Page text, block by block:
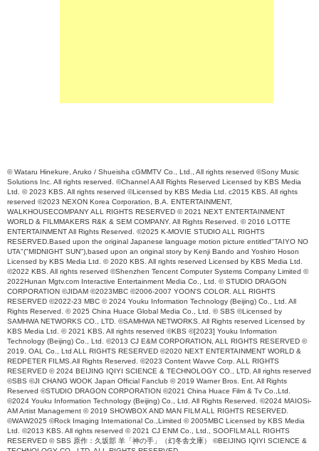
© Wataru Hinekure, Aruko / Shueisha cGMMTV Co., Ltd., All rights reserved ©Sony Music
Solutions Inc. All rights reserved. ©Channel A All Rights Reserved Licensed by KBS Media
Ltd. © 2023 KBS. All rights reserved ©Licensed by KBS Media Ltd. c2015 KBS. All rights
reserved ©2023 NEXON Korea Corporation, B.A. ENTERTAINMENT,
WALKHOUSECOMPANY ALL RIGHTS RESERVED © 2021 NEXT ENTERTAINMENT
WORLD & FILMMAKERS R&K & SEM COMPANY. All Rights Reserved. © 2016 LOTTE
ENTERTAINMENT All Rights Reserved. ©2025 K-MOVIE STUDIO ALL RIGHTS
RESERVED.Based upon the original Japanese language motion picture entitled"TAIYO NO
UTA"("MIDNIGHT SUN"),based upon an original story by Kenji Bando and Yoshiro Hoson
Licensed by KBS Media Ltd. © 2020 KBS. All rights reserved Licensed by KBS Media Ltd.
©2022 KBS. All rights reserved ©Shenzhen Tencent Computer Systems Company Limited ©
2022Hunan Mgtv.com Interactive Entertainment Media Co., Ltd. © STUDIO DRAGON
CORPORATION ©JIDAM ©2023MBC ©2006-2007 YOON'S COLOR. ALL RIGHTS
RESERVED ©2022-23 MBC © 2024 Youku Information Technology (Beijing) Co., Ltd. All
Rights Reserved. © 2025 China Huace Global Media Co., Ltd. © SBS ©Licensed by
SAMHWA NETWORKS CO., LTD. ©SAMHWA NETWORKS. All Rights reserved Licensed by
KBS Media Ltd. © 2021 KBS. All rights reserved ©KBS ©[2023] Youku Information
Technology (Beijing) Co., Ltd. ©2013 CJ E&M CORPORATION, ALL RIGHTS RESERVED ©
2019. OAL Co., Ltd ALL RIGHTS RESERVED ©2020 NEXT ENTERTAINMENT WORLD &
REDPETER FILMS.All Rights Reserved. ©2023 Content Wavve Corp. ALL RIGHTS
RESERVED © 2024 BEIJING IQIYI SCIENCE & TECHNOLOGY CO., LTD. All rights reserved
©SBS ©JI CHANG WOOK Japan Official Fanclub © 2019 Warner Bros. Ent. All Rights
Reserved ©STUDIO DRAGON CORPORATION ©2021 China Huace Film & Tv Co.,Ltd.
©2024 Youku Information Technology (Beijing) Co., Ltd. All Rights Reserved. ©2024 MAIOSi-
AM Artist Management © 2019 SHOWBOX AND MAN FILM ALL RIGHTS RESERVED.
©WAW2025 ©Rock Imaging International Co.,Limited © 2005MBC Licensed by KBS Media
Ltd. ©2013 KBS. All rights reserved © 2021 CJ ENM Co., Ltd., SOOFILM ALL RIGHTS
RESERVED © SBS 原作：久坂部 羊「神の手」（幻冬舎文庫） ©BEIJING IQIYI SCIENCE &